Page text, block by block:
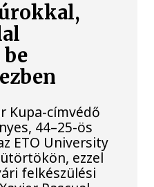
Kupa-címvédő
44–25-ös
ETO University
ezzel
felkészülési